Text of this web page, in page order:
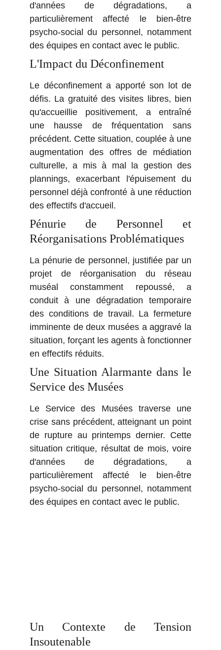
d'années de dégradations, a
particulièrement affecté le bien-être
psycho-social du personnel, notamment
des équipes en contact avec le public.
L'Impact du Déconfinement
Le déconfinement a apporté son lot de
défis. La gratuité des visites libres, bien
qu'accueillie positivement, a entraîné
une hausse de fréquentation sans
précédent. Cette situation, couplée à une
augmentation des offres de médiation
culturelle, a mis à mal la gestion des
plannings, exacerbant l'épuisement du
personnel déjà confronté à une réduction
des effectifs d'accueil.
Pénurie de Personnel et
Réorganisations Problématiques
La pénurie de personnel, justifiée par un
projet de réorganisation du réseau
muséal constamment repoussé, a
conduit à une dégradation temporaire
des conditions de travail. La fermeture
imminente de deux musées a aggravé la
situation, forçant les agents à fonctionner
en effectifs réduits.
Une Situation Alarmante dans le
Service des Musées
Le Service des Musées traverse une
crise sans précédent, atteignant un point
de rupture au printemps dernier. Cette
situation critique, résultat de mois, voire
d'années de dégradations, a
particulièrement affecté le bien-être
psycho-social du personnel, notamment
des équipes en contact avec le public.
Un Contexte de Tension
Insoutenable